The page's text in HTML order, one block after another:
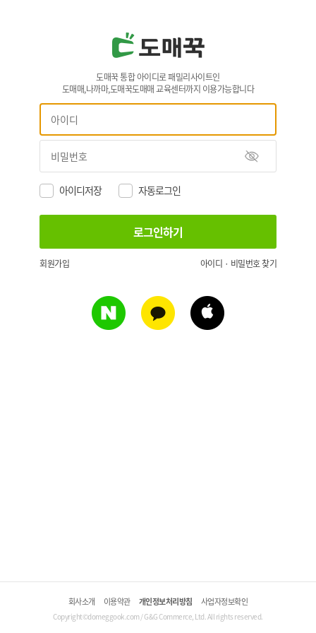
도매꾹 통합 아이디로 패밀리사이트인
도매매,나까마,도매꾹도매매 교육센터까지 이용가능합니다
아이디저장 자동로그인
회원가입 아이디 · 비밀번호 찾기
회사소개 이용약관 개인정보처리방침 사업자정보확인
Copyright©domeggook.com / G&G Commerce, Ltd. All rights reserved.